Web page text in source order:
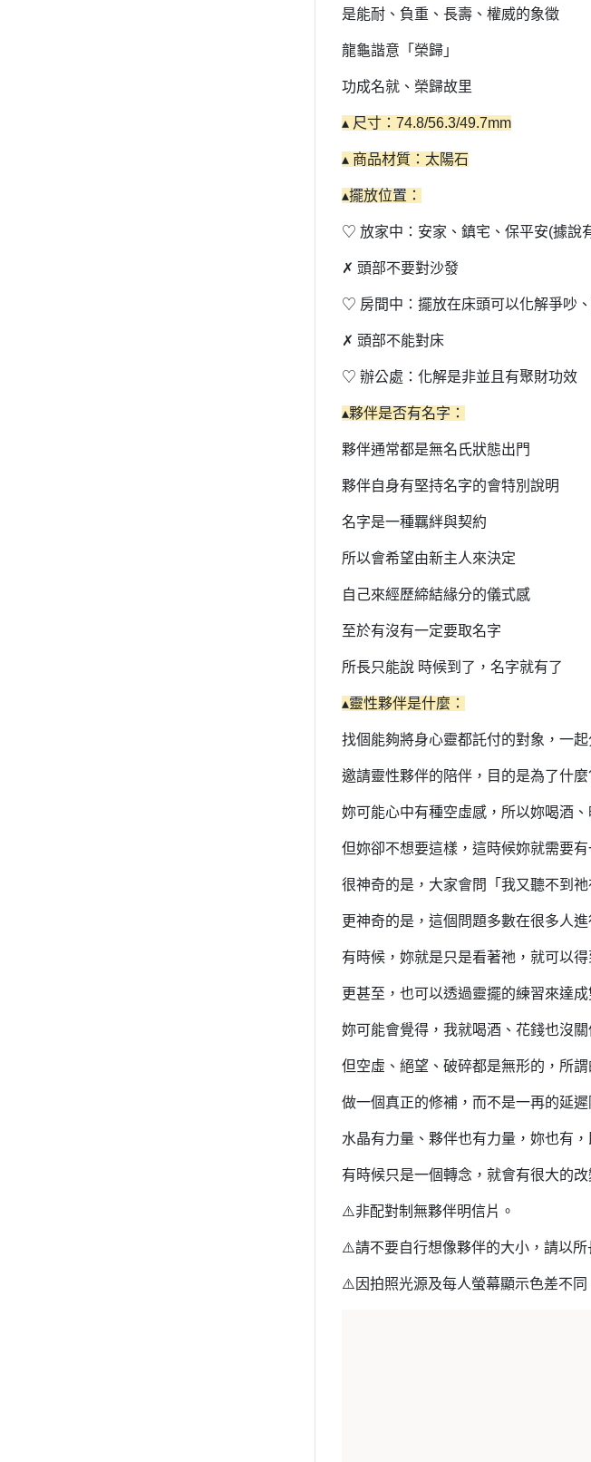
是能耐、負重、長壽、權威的象徵
龍龜諧意「榮歸」
功成名就、榮歸故里
▴ 尺寸：74.8/56.3/49.7mm
▴ 商品材質：太陽石
▴擺放位置：
♡ 放家中：安家、鎮宅、保平安(據說
✗ 頭部不要對沙發
♡ 房間中：擺放在床頭可以化解爭吵
✗ 頭部不能對床
♡ 辦公處：化解是非並且有聚財功效
▴夥伴是否有名字：
夥伴通常都是無名氏狀態出門
夥伴自身有堅持名字的會特別說明
名字是一種羈絆與契約
所以會希望由新主人來決定
自己來經歷締結緣分的儀式感
至於有沒有一定要取名字
所長只能說 時候到了，名字就有了
▴靈性夥伴是什麼：
找個能夠將身心靈都託付的對象，一起
邀請靈性夥伴的陪伴，目的是為了什
妳可能心中有種空虛感，所以妳喝酒、
但妳卻不想要這樣，這時候妳就需要
很神奇的是，大家會問「我又聽不到
更神奇的是，這個問題多數在很多人
有時候，妳就是只是看著祂，就可以
更甚至，也可以透過靈擺的練習來達
妳可能會覺得，我就喝酒、花錢也沒
但空虛、絕望、破碎都是無形的，所
做一個真正的修補，而不是一再的延遲
水晶有力量、夥伴也有力量，妳也有
有時候只是一個轉念，就會有很大的
⚠️非配對制無夥伴明信片。
⚠️請不要自行想像夥伴的大小，請以所
⚠️因拍照光源及每人螢幕顯示色差不同